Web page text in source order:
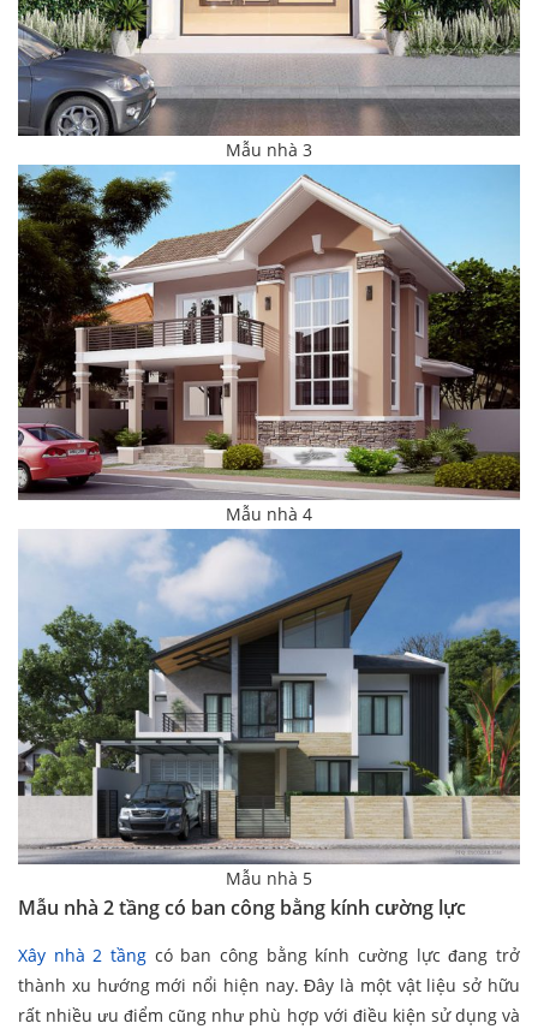
Mẫu nhà 3
Mẫu nhà 4
Mẫu nhà 5
Mẫu nhà 2 tầng có ban công bằng kính cường lực
Xây nhà 2 tầng có ban công bằng kính cường lực đang trở
thành xu hướng mới nổi hiện nay. Đây là một vật liệu sở hữu
rất nhiều ưu điểm cũng như phù hợp với điều kiện sử dụng và